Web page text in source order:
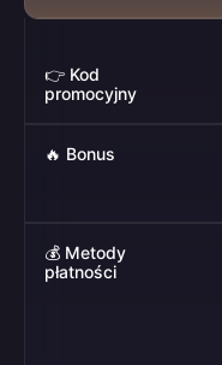
👉 Kod
promocyjny
🔥 Bonus
💰 Metody
płatności